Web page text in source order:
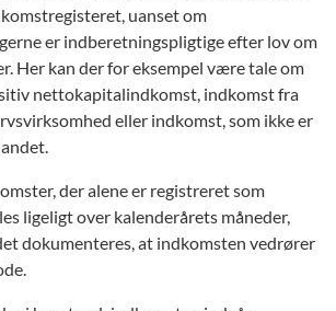
uanset om
er indberetningspligtige efter lov om
Her kan der for eksempel være tale om
nettokapitalindkomst, indkomst fra
eller indkomst, som ikke er
der alene er registreret som
ligeligt over kalenderårets måneder,
dokumenteres, at indkomsten vedrører